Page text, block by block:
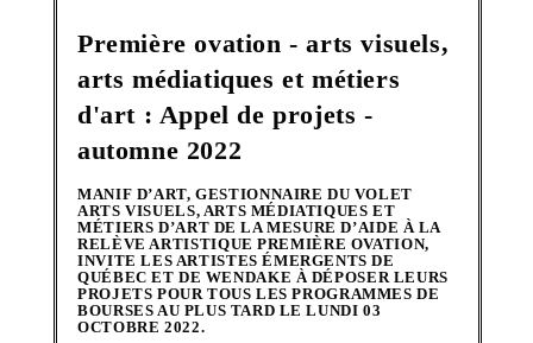
Première ovation - arts visuels,
arts médiatiques et métiers
d'art : Appel de projets -
automne 2022
MANIF D’ART, GESTIONNAIRE DU VOLET
ARTS VISUELS, ARTS MÉDIATIQUES ET
MÉTIERS D’ART DE LA MESURE D’AIDE À LA
RELÈVE ARTISTIQUE PREMIÈRE OVATION,
INVITE LES ARTISTES ÉMERGENTS DE
QUÉBEC ET DE WENDAKE À DÉPOSER LEURS
PROJETS POUR TOUS LES PROGRAMMES DE
BOURSES AU PLUS TARD LE LUNDI 03
OCTOBRE 2022.